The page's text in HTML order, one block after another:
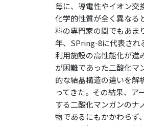
毎に、導電性やイオン交
化学的性質が全く異なる
料の専門家の間でもあま
年、SPring-8に代表され
利用施設の高性能化が進
が困難であった二酸化マ
的な結晶構造の違いを解
ってきた。その結果、ア
する二酸化マンガンのナ
物であるにもかかわらず